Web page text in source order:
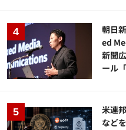
朝日
ed
新聞
ール
米連
など